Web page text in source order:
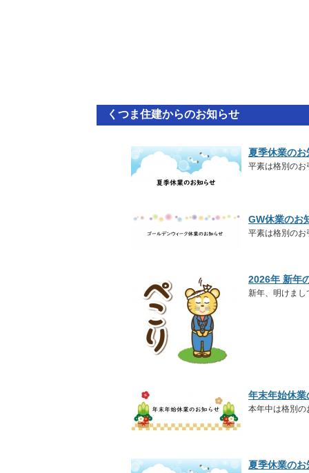
くつま住建からのお知らせ
夏季休業のお
平素は格別のお
GW休業のお
平素は格別のお
2026年 新年
新年、明けまし
年末年始休業
本年中は格別の
夏季休業のお